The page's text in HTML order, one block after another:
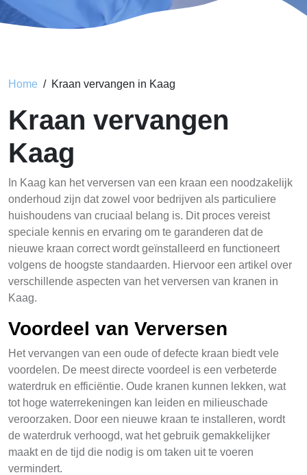
Home Kraan vervangen in Kaag
Kraan vervangen
Kaag
In Kaag kan het verversen van een kraan een noodzakelijk
onderhoud zijn dat zowel voor bedrijven als particuliere
huishoudens van cruciaal belang is. Dit proces vereist
speciale kennis en ervaring om te garanderen dat de
nieuwe kraan correct wordt geïnstalleerd en functioneert
volgens de hoogste standaarden. Hiervoor een artikel over
verschillende aspecten van het verversen van kranen in
Kaag.
Voordeel van Verversen
Het vervangen van een oude of defecte kraan biedt vele
voordelen. De meest directe voordeel is een verbeterde
waterdruk en efficiëntie. Oude kranen kunnen lekken, wat
tot hoge waterrekeningen kan leiden en milieuschade
veroorzaken. Door een nieuwe kraan te installeren, wordt
de waterdruk verhoogd, wat het gebruik gemakkelijker
maakt en de tijd die nodig is om taken uit te voeren
vermindert.